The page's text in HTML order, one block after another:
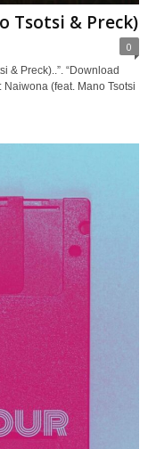
Tsotsi & Preck)
0
& Preck)..”. “Download
Naiwona (feat. Mano Tsotsi